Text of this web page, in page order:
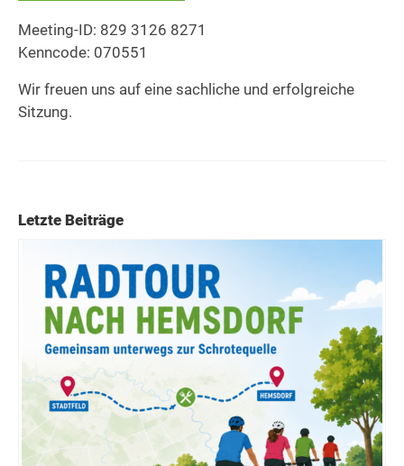
Meeting-ID: 829 3126 8271
Kenncode: 070551
Wir freuen uns auf eine sachliche und erfolgreiche
Sitzung.
Letzte Beiträge